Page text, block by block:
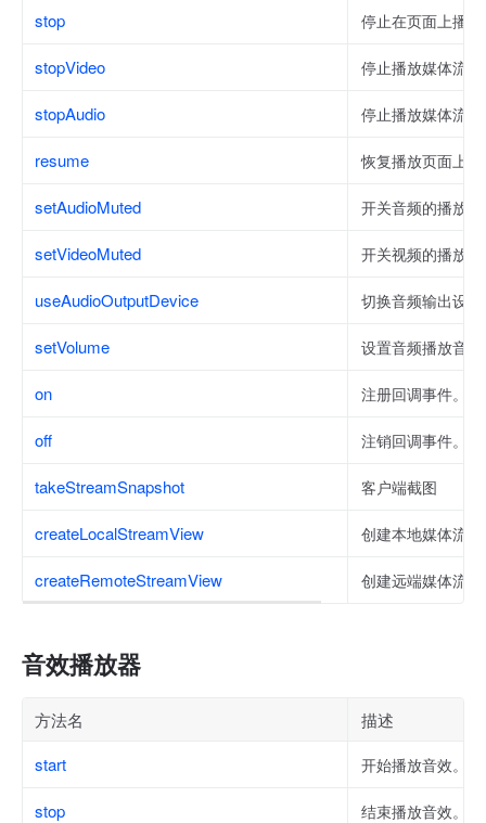
stop 停止在页面上播
stopVideo 停止播放媒体流
stopAudio 停止播放媒体流
resume 恢复播放页面上
setAudioMuted 开关音频的播放。
setVideoMuted 开关视频的播放。
useAudioOutputDevice 切换音频输出设
setVolume 设置音频播放音
on 注册回调事件。
off 注销回调事件。
takeStreamSnapshot 客户端截图
createLocalStreamView 创建本地媒体流
createRemoteStreamView 创建远端媒体流
音效播放器
方法名
描述
start
开始播放音效。
stop 结束播放音效。